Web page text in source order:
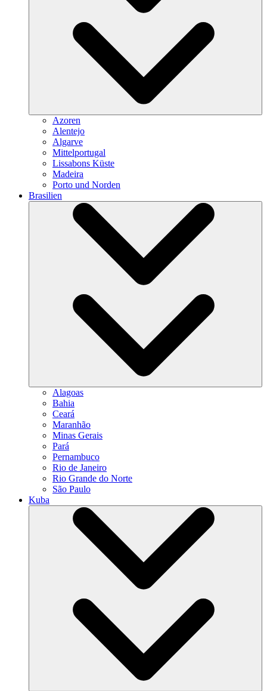
Azoren
Alentejo
Algarve
Mittelportugal
Lissabons Küste
Madeira
Porto und Norden
Brasilien
Alagoas
Bahia
Ceará
Maranhão
Minas Gerais
Pará
Pernambuco
Rio de Janeiro
Rio Grande do Norte
São Paulo
Kuba